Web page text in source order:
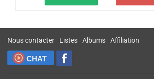
Nous contacter Listes Albums Affiliation
CHAT